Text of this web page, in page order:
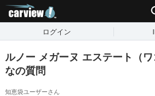
ログイン
ルノー メガーヌ エステート（
なの質問
知恵袋ユーザーさん